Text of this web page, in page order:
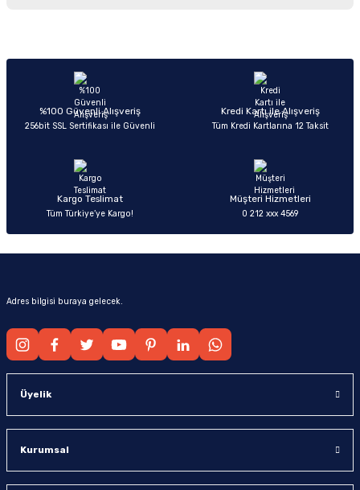
Ürün açıklamasında eksik bilgiler bulunuyor.
Ürün bilgilerinde hatalar bulunuyor.
Ürün fiyatı diğer sitelerden daha pahalı.
Sitemize ilk yorumu siz yapın!
%100 Güvenli Alışveriş
256bit SSL Sertifikası ile Güvenli
Kredi Kartı ile Alışveriş
Tüm Kredi Kartlarına 12 Taksit
Kargo Teslimat
Tüm Türkiye’ye Kargo!
Müşteri Hizmetleri
0 212 xxx 4569
Adres bilgisi buraya gelecek.
Üyelik
Kurumsal